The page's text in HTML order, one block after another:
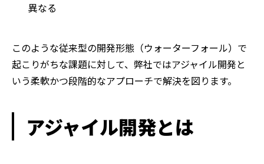
異なる
このような従来型の開発形態（ウォーターフォール）で
起こりがちな課題に対して、弊社ではアジャイル開発と
いう柔軟かつ段階的なアプローチで解決を図ります。
アジャイル開発とは